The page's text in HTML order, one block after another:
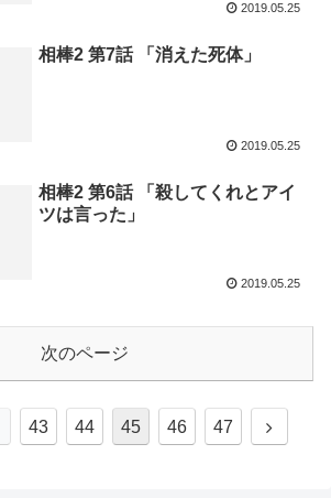
2019.05.25
相棒2 第7話 「消えた死体」
2019.05.25
相棒2 第6話 「殺してくれとアイ
ツは言った」
2019.05.25
次のページ
43 44 45 46 47
次